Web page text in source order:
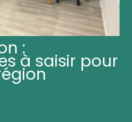
:
à saisir pour